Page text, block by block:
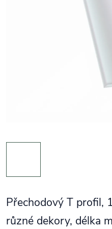
Přechodový T profil,
různé dekory, délka